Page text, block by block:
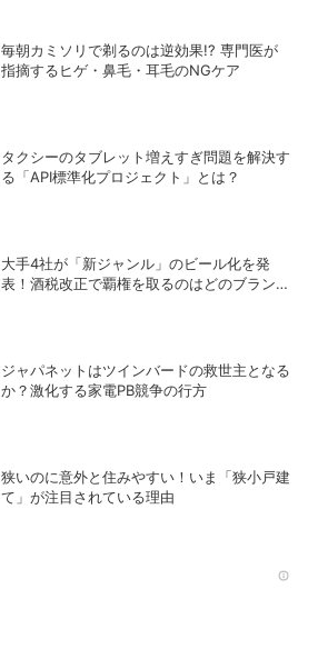
毎朝カミソリで剃るのは逆効果!? 専門医が
指摘するヒゲ・鼻毛・耳毛のNGケア
タクシーのタブレット増えすぎ問題を解決す
る「API標準化プロジェクト」とは？
大手4社が「新ジャンル」のビール化を発
表！酒税改正で覇権を取るのはどのブランド
ジャパネットはツインバードの救世主となる
か？激化する家電PB競争の行方
狭いのに意外と住みやすい！いま「狭小戸建
て」が注目されている理由